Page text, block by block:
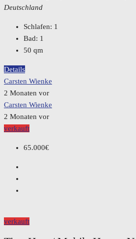
Deutschland
Schlafen: 1
Bad: 1
50 qm
Details
Carsten Wienke
2 Monaten vor
Carsten Wienke
2 Monaten vor
verkauft
65.000€
verkauft